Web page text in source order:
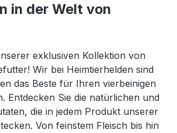
in der Welt von
exklusiven Kollektion von
Wir bei Heimtierhelden sind
das Beste für Ihren vierbeinigen
Entdecken Sie die natürlichen und
die in jedem Produkt unserer
Von feinstem Fleisch bis hin